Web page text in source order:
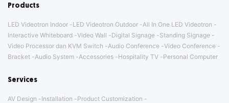
Products
LED Videotron Indoor LED Videotron Outdoor
All In One LED Videotron
Interactive Whiteboard Video Wall Digital Signage
Standing Signage
Video Processor dan KVM Switch
Audio Conference Video Conference
Bracket
Audio System Accessories Hospitality TV Personal Computer
Services
AV Design Installation
Product Customization